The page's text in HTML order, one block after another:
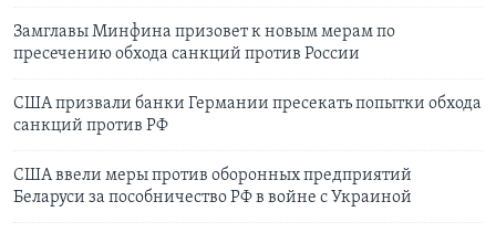
Замглавы Минфина призовет к новым мерам по
пресечению обхода санкций против России
США призвали банки Германии пресекать попытки обхода
санкций против РФ
США ввели меры против оборонных предприятий
Беларуси за пособничество РФ в войне с Украиной